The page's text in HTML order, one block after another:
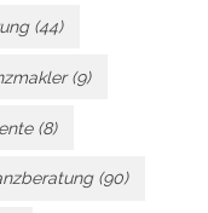
(44)
(9)
(8)
(90)